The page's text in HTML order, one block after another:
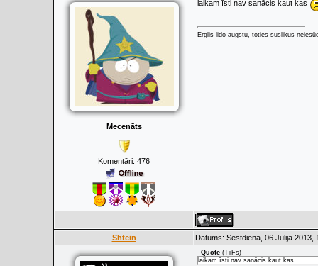
Mecenāts
Komentāri: 476
laikam īsti nav sanācis kaut kas
Ērglis lido augstu, toties suslikus
Shtein Datums: Sestdiena,
Quote (TiiFs)
laikam īsti nav sanācis kaut kas